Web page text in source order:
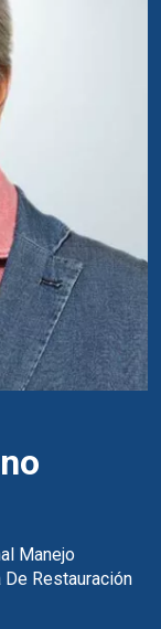
Manejo
Restauración